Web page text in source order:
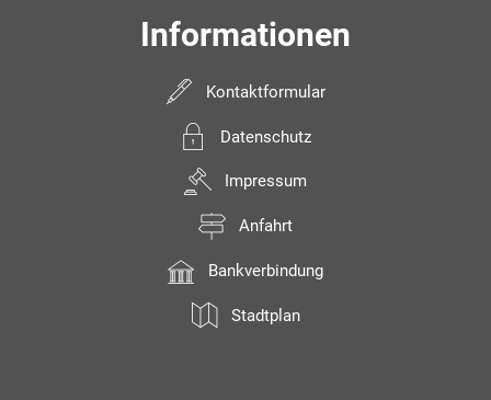
Informationen
Kontaktformular
Datenschutz
Impressum
Anfahrt
Bankverbindung
Stadtplan